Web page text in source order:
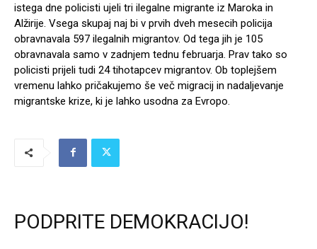
istega dne policisti ujeli tri ilegalne migrante iz Maroka in
Alžirije. Vsega skupaj naj bi v prvih dveh mesecih policija
obravnavala 597 ilegalnih migrantov. Od tega jih je 105
obravnavala samo v zadnjem tednu februarja. Prav tako so
policisti prijeli tudi 24 tihotapcev migrantov. Ob toplejšem
vremenu lahko pričakujemo še več migracij in nadaljevanje
migrantske krize, ki je lahko usodna za Evropo.
PODPRITE DEMOKRACIJO!